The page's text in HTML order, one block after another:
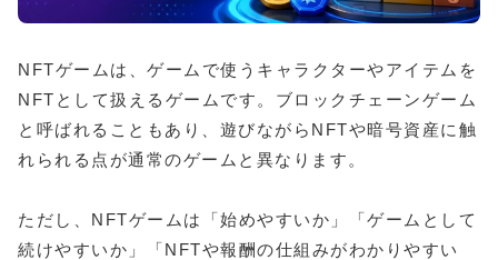
NFTゲームは、ゲームで使うキャラクターやアイテムを
NFTとして扱えるゲームです。ブロックチェーンゲーム
と呼ばれることもあり、遊びながらNFTや暗号資産に触
れられる点が通常のゲームと異なります。
ただし、NFTゲームは「始めやすいか」「ゲームとして
続けやすいか」「NFTや報酬の仕組みがわかりやすい